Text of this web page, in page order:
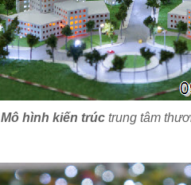
Mô hình kiến trúctrung tâm